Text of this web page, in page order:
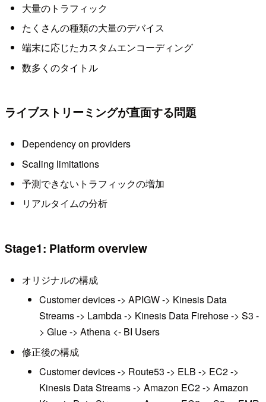
大量のトラフィック
たくさんの種類の大量のデバイス
端末に応じたカスタムエンコーディング
数多くのタイトル
ライブストリーミングが直面する問題
Dependency on providers
Scaling limitations
予測できないトラフィックの増加
リアルタイムの分析
Stage1: Platform overview
オリジナルの構成
Customer devices -> APIGW -> Kinesis Data
Streams -> Lambda -> Kinesis Data Firehose -> S3 -
> Glue -> Athena <- BI Users
修正後の構成
Customer devices -> Route53 -> ELB -> EC2 ->
Kinesis Data Streams -> Amazon EC2 -> Amazon